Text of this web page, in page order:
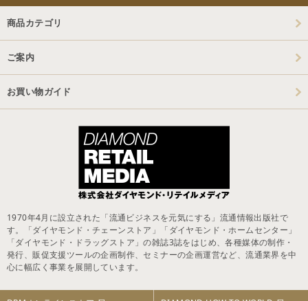
商品カテゴリ
ご案内
お買い物ガイド
1970年4月に設立された「流通ビジネスを元気にする」流通情報出版社で
す。「ダイヤモンド・チェーンストア」「ダイヤモンド・ホームセンター」
「ダイヤモンド・ドラッグストア」の雑誌3誌をはじめ、各種媒体の制作・
発行、販促支援ツールの企画制作、セミナーの企画運営など、流通業界を中
心に幅広く事業を展開しています。